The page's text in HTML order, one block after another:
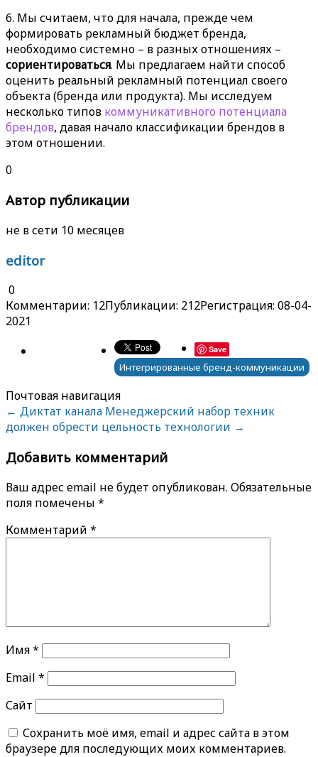
6. Мы считаем, что для начала, прежде чем
формировать рекламный бюджет бренда,
необходимо системно – в разных отношениях –
сориентироваться. Мы предлагаем найти способ
оценить реальный рекламный потенциал своего
объекта (бренда или продукта). Мы исследуем
несколько типов коммуникативного потенциала
брендов, давая начало классификации брендов в
этом отношении.
0
Автор публикации
не в сети 10 месяцев
editor
0
Комментарии: 12Публикации: 212Регистрация: 08-04-
2021
Save
Интегрированные бренд-коммуникации
Почтовая навигация
← Диктат канала Менеджерский набор техник
должен обрести цельность технологии →
Добавить комментарий
Ваш адрес email не будет опубликован. Обязательные
поля помечены *
Комментарий *
Имя*
Email *
Сайт
Сохранить моё имя, email и адрес сайта в этом
браузере для последующих моих комментариев.